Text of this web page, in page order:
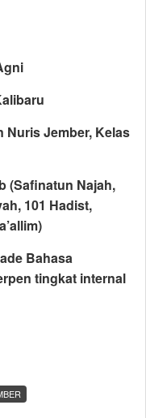
Nuris Jember, Kelas
Najah,
101 Hadist,
Bahasa
tingkat internal